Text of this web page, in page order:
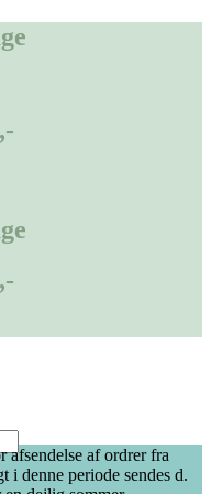
af ordrer fra
i denne periode sendes d.